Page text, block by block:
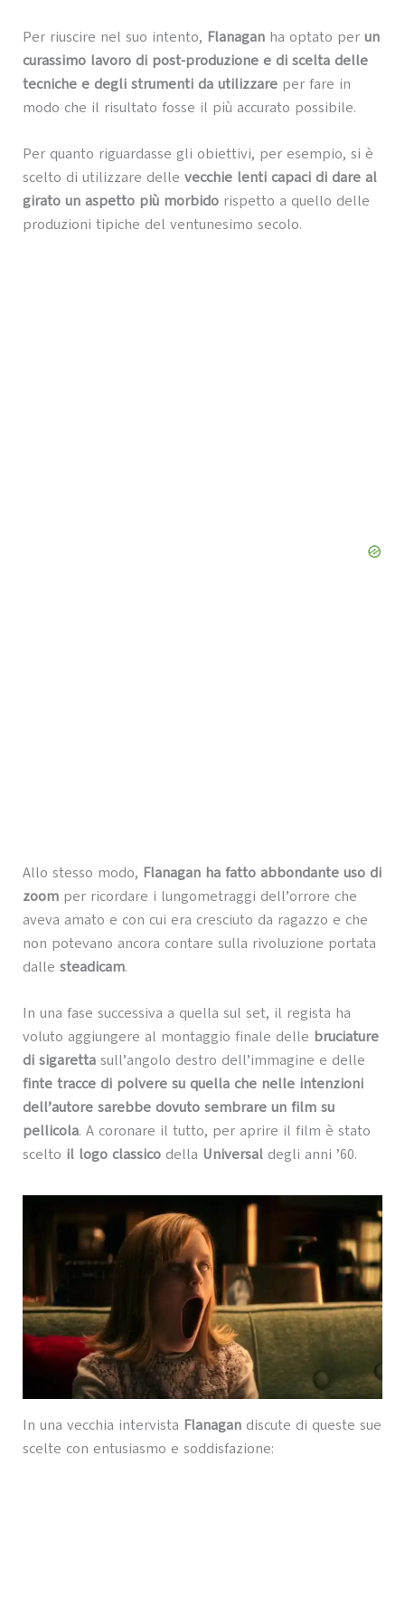
Per riuscire nel suo intento, Flanaganha optato per un
curassimo lavoro di post-produzione e di scelta delle
tecniche e degli strumenti da utilizzareper fare in
modo che il risultato fosse il più accurato possibile.
Per quanto riguardasse gli obiettivi, per esempio, si è
scelto di utilizzare delle vecchie lenti capaci di dare al
girato un aspetto più morbidorispetto a quello delle
produzioni tipiche del ventunesimo secolo.
Allo stesso modo, Flanagan ha fatto abbondante uso di
zoomper ricordare i lungometraggi dell’orrore che
aveva amato e con cui era cresciuto da ragazzo e che
non potevano ancora contare sulla rivoluzione portata
dalle steadicam.
In una fase successiva a quella sul set, il regista ha
voluto aggiungere al montaggio finale delle bruciature
di sigarettasull’angolo destro dell’immagine e delle
finte tracce di polvere su quella che nelle intenzioni
dell’autore sarebbe dovuto sembrare un film su
pellicola. A coronare il tutto, per aprire il film è stato
scelto il logo classicodella Universaldegli anni ’60.
In una vecchia intervista Flanagandiscute di queste sue
scelte con entusiasmo e soddisfazione: